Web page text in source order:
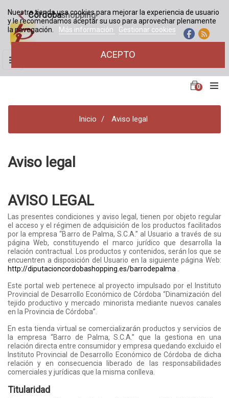
Córdobashopping
Nuestra tienda usa cookies para mejorar la experiencia de usuario
y le recomendamos aceptar su uso para aprovechar plenamente
la navegación.
Más información Gestionar cookies
ACEPTO
Navegación
de
palanca
☰
0
Inicio Aviso legal
Aviso legal
AVISO LEGAL
Las presentes condiciones y aviso legal, tienen por objeto regular
el acceso y el régimen de adquisición de los productos facilitados
por la empresa “Barro de Palma, S.C.A.” al Usuario a través de su
página Web, constituyendo el marco jurídico que desarrolla la
relación contractual. Los productos y contenidos, serán los que se
encuentren a disposición del Usuario en la siguiente página Web:
http://diputacioncordobashopping.es/barrodepalma
Este portal web pertenece al proyecto impulsado por el Instituto
Provincial de Desarrollo Económico de Córdoba “Dinamización del
tejido productivo y mercado minorista mediante nuevos canales
en la Provincia de Córdoba”.
En esta tienda virtual se comercializarán productos y servicios de
la empresa “Barro de Palma, S.C.A.” que la gestiona en una
relación directa entre consumidor y empresa quedando excluido el
Instituto Provincial de Desarrollo Económico de Córdoba de dicha
relación y en consecuencia liberado de las responsabilidades
comerciales y jurídicas que la misma conlleva.
Titularidad